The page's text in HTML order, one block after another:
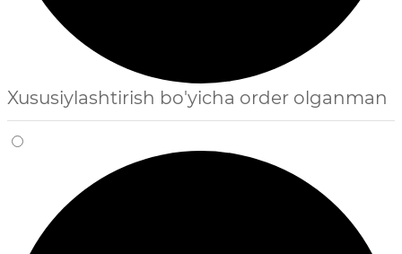
Xususiylashtirish bo'yicha order olganman